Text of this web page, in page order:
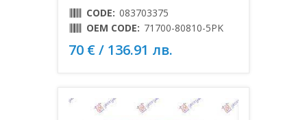
CODE: 083703375
OEM CODE: 71700-80810-5PK
70 € / 136.91 лв.